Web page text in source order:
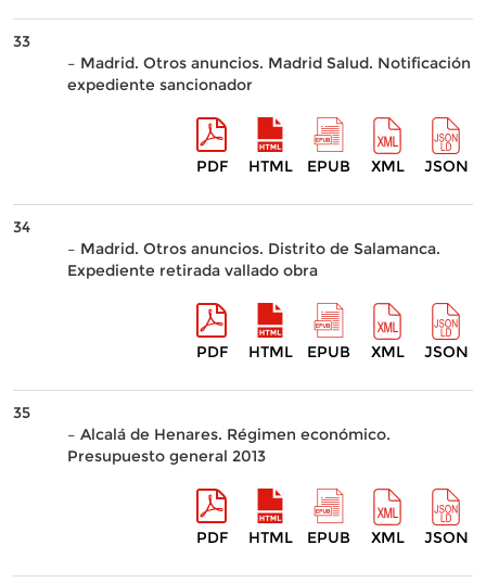
33
– Madrid. Otros anuncios. Madrid Salud. Notificación
expediente sancionador
PDF HTML EPUB XML JSON
34
– Madrid. Otros anuncios. Distrito de Salamanca.
Expediente retirada vallado obra
PDF HTML EPUB XML JSON
35
– Alcalá de Henares. Régimen económico.
Presupuesto general 2013
PDF HTML EPUB XML JSON